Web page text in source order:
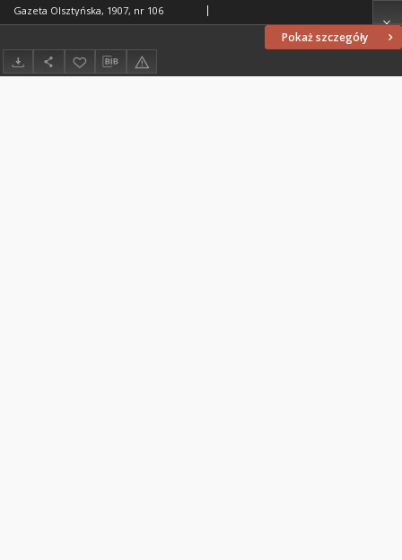
Pokaż szczegóły
Gazeta Olsztyńska, 1907, nr 106